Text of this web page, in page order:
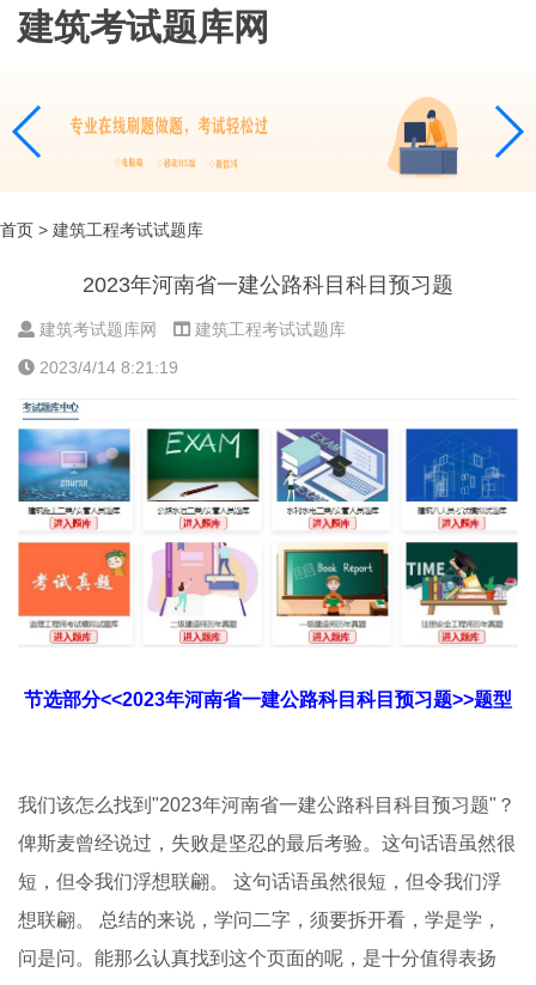
建筑考试题库网
首页 > 建筑工程考试试题库
2023年河南省一建公路科目科目预习题
建筑考试题库网
建筑工程考试试题库
2023/4/14 8:21:19
节选部分<<2023年河南省一建公路科目科目预习题>>题型
我们该怎么找到"2023年河南省一建公路科目科目预习题"？
俾斯麦曾经说过，失败是坚忍的最后考验。这句话语虽然很
短，但令我们浮想联翩。 这句话语虽然很短，但令我们浮
想联翩。 总结的来说，学问二字，须要拆开看，学是学，
问是问。能那么认真找到这个页面的呢，是十分值得表扬